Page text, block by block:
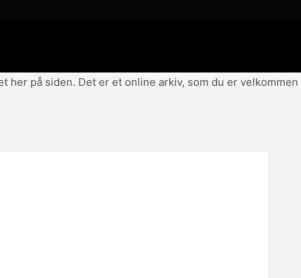
på siden. Det er et online arkiv, som du er